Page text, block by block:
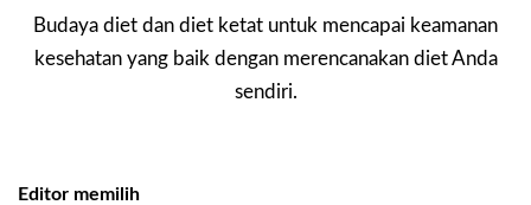
Budaya diet dan diet ketat untuk mencapai keamanan
kesehatan yang baik dengan merencanakan diet Anda
sendiri.
Editor memilih